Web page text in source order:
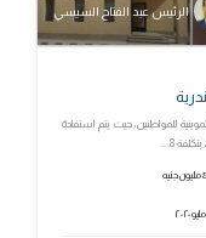
الرئيس عبد الفتاح السيسي
للمواطنين، حيث يتم استفادة